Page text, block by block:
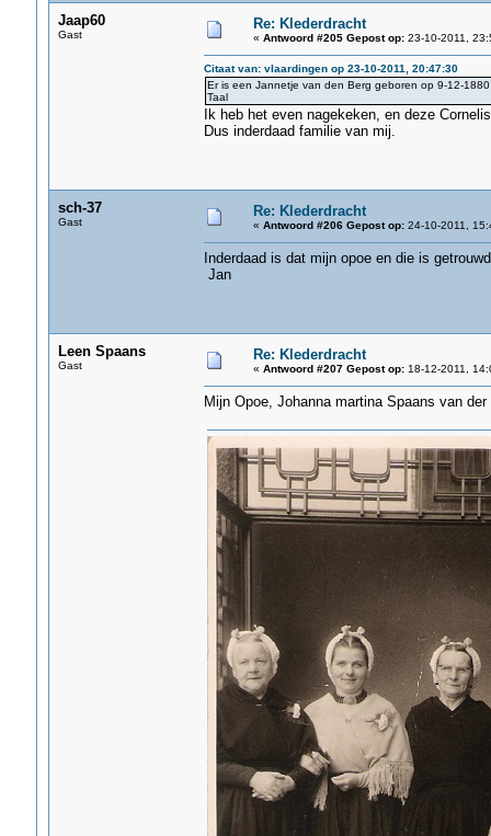
Jaap60
Gast
Re: Klederdracht
« Antwoord #205 Gepost op:23-10-2011,
Citaat van: vlaardingen op 23-10-2011, 20:47:30
Er is een Jannetje van den Berg geboren op 9-12-
Taal
Ik heb het even nagekeken, en deze
Dus inderdaad familie van mij.
sch-37
Gast
Re: Klederdracht
« Antwoord #206 Gepost op:24-10-2011,
Inderdaad is dat mijn opoe en die is
Jan
Leen Spaans
Gast
Re: Klederdracht
« Antwoord #207 Gepost op:18-12-2011,
Mijn Opoe, Johanna martina Spaans van